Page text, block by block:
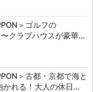
＞ゴルフの
クラブハウスが豪華…
＞古都・京都で海と
かれる！大人の休日…